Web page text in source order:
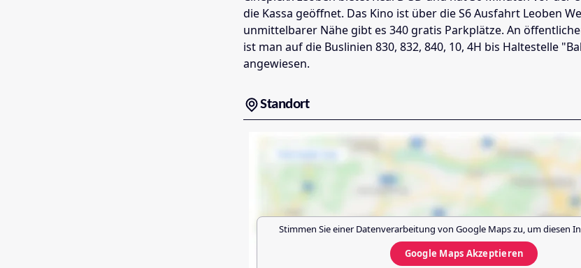
die Kassa geöffnet. Das Kino ist über die S6 Ausfahrt Leoben
unmittelbarer Nähe gibt es 340 gratis Parkplätze. An
ist man auf die Buslinien 830, 832, 840, 10, 4H bis Haltestelle
angewiesen.
Standort
Stimmen Sie einer Datenverarbeitung vonGoogle Mapszu, um diesen
Google Maps Akzeptieren